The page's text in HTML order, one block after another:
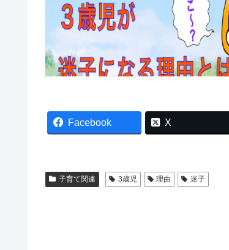
Facebook X
子育て関連 3歳児 理由 迷子